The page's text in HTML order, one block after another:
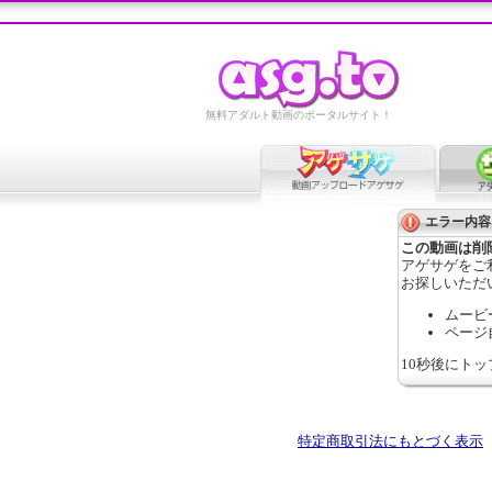
無料アダルト動画のポータルサイト！
エラー内容
この動画は削
アゲサゲをご
お探しいただ
ムービ
ページ
10秒後にト
特定商取引法にもとづく表示